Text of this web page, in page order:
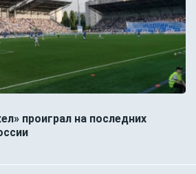
проиграл на последних